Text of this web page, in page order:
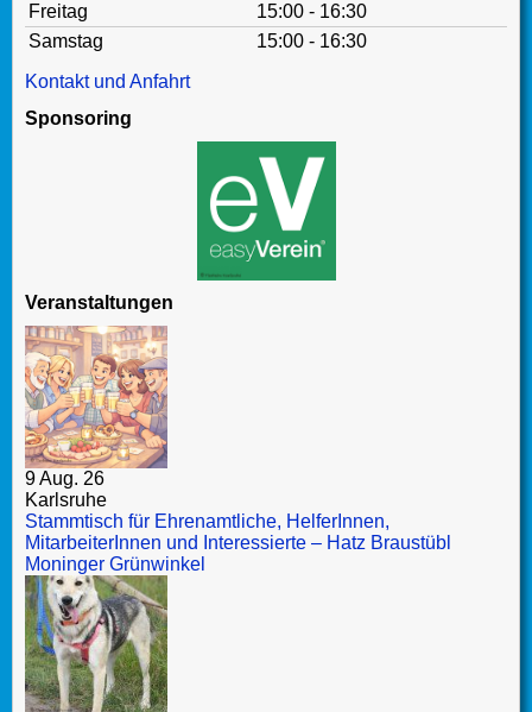
Freitag
15:00 - 16:30
Samstag
15:00 - 16:30
Kontakt und Anfahrt
Sponsoring
Veranstaltungen
9 Aug. 26
Karlsruhe
Stammtisch für Ehrenamtliche, HelferInnen,
MitarbeiterInnen und Interessierte – Hatz Braustübl
Moninger Grünwinkel